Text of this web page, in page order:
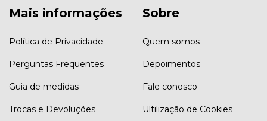
Mais informações
Política de Privacidade
Perguntas Frequentes
Guia de medidas
Trocas e Devoluções
Sobre
Quem somos
Depoimentos
Fale conosco
Ultilização de Cookies